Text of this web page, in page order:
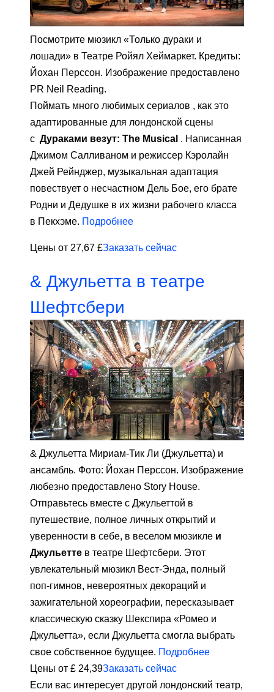
Посмотрите мюзикл «Только дураки и
лошади» в Театре Ройял Хеймаркет. Кредиты:
Йохан Перссон. Изображение предоставлено
PR Neil Reading.
Поймать много любимых сериалов , как это
адаптированные для лондонской сцены
с Дураками везут: The Musical . Написанная
Джимом Салливаном и режиссер Кэролайн
Джей Рейнджер, музыкальная адаптация
повествует о несчастном Дель Бое, его брате
Родни и Дедушке в их жизни рабочего класса
в Пекхэме. Подробнее
Цены от 27,67 £Заказать сейчас
& Джульетта в театре
Шефтсбери
& Джульетта Мириам-Тик Ли (Джульетта) и
ансамбль. Фото: Йохан Перссон. Изображение
любезно предоставлено Story House.
Отправьтесь вместе с Джульеттой в
путешествие, полное личных открытий и
уверенности в себе, в веселом мюзикле и
Джульетте в театре Шефтсбери. Этот
увлекательный мюзикл Вест-Энда, полный
поп-гимнов, невероятных декораций и
зажигательной хореографии, пересказывает
классическую сказку Шекспира «Ромео и
Джульетта», если Джульетта смогла выбрать
свое собственное будущее. Подробнее
Цены от £ 24,39Заказать сейчас
Если вас интересует другой лондонский театр,